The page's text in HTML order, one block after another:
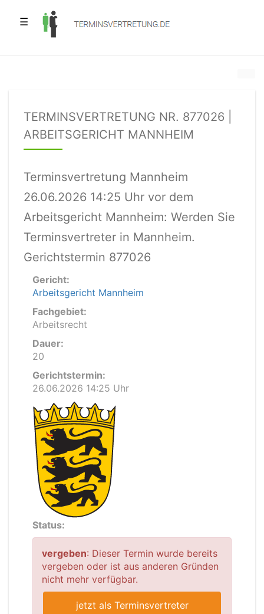
☰
TERMINSVERTRETUNG NR. 877026 |
ARBEITSGERICHT MANNHEIM
Terminsvertretung Mannheim
26.06.2026 14:25 Uhr vor dem
Arbeitsgericht Mannheim: Werden Sie
Terminsvertreter in Mannheim.
Gerichtstermin 877026
Gericht:
Arbeitsgericht Mannheim
Fachgebiet:
Arbeitsrecht
Dauer:
20
Gerichtstermin:
26.06.2026 14:25 Uhr
Status:
vergeben: Dieser Termin wurde bereits
vergeben oder ist aus anderen Gründen
nicht mehr verfügbar.
jetzt als Terminsvertreter